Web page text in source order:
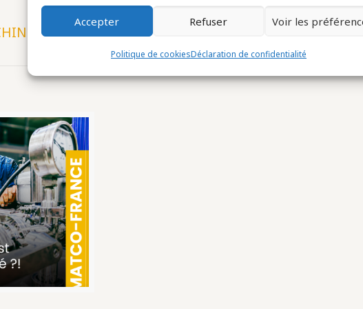
Accepter Refuser Voir les
Politique de cookiesDéclaration de confidentialité